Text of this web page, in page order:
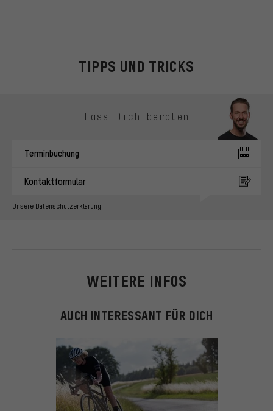
TIPPS UND TRICKS
Lass Dich beraten
Terminbuchung
Kontaktformular
Unsere Datenschutzerklärung
WEITERE INFOS
AUCH INTERESSANT FÜR DICH